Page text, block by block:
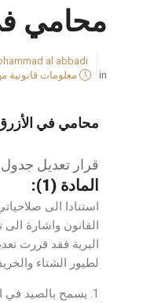
محامي
al abbadi
in
معلومات قانونية
محامي في
قرار تعديل جدول
المادة (1):
استنادا الى
القانون واشارة الى
البرية فقد قررت
لطيور الشتاء
1. يسمح بالصيد في المناطق التالية: